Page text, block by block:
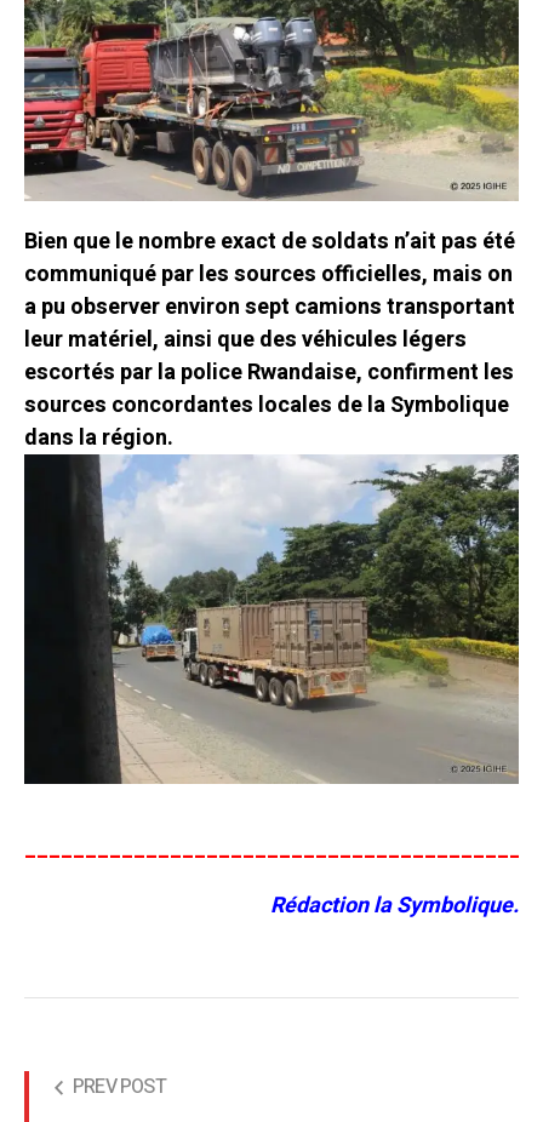
Bien que le nombre exact de soldats n’ait pas été
communiqué par les sources officielles, mais on
a pu observer environ sept camions transportant
leur matériel, ainsi que des véhicules légers
escortés par la police Rwandaise, confirment les
sources concordantes locales de la Symbolique
dans la région.
__________________________________________
Rédaction la Symbolique.
PREV POST